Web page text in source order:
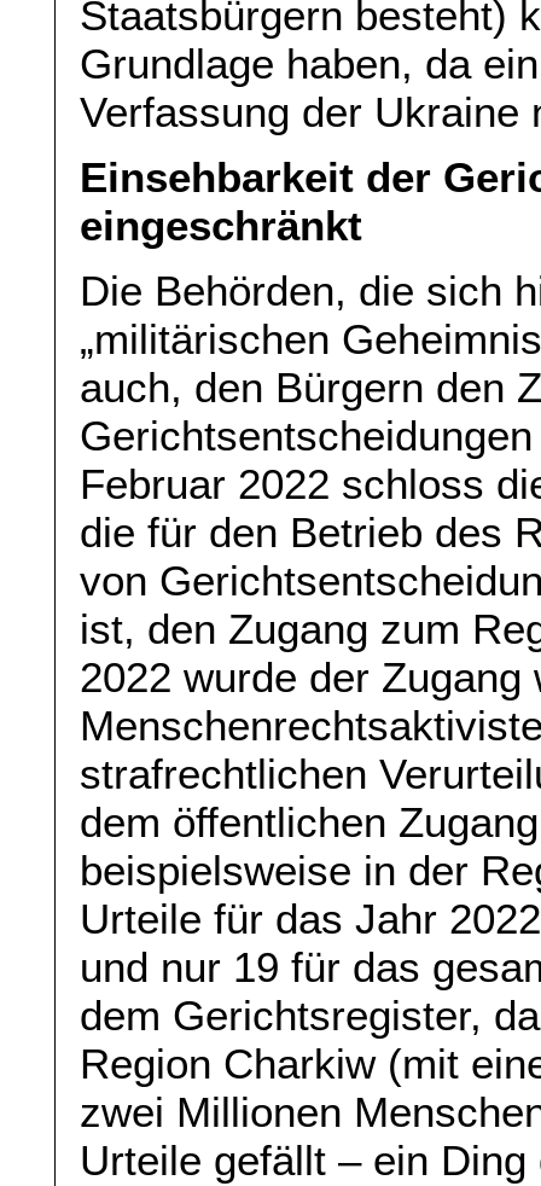
Staatsbürgern besteht)
Grundlage haben, da
Verfassung der Ukraine
Einsehbarkeit der
eingeschränkt
Die Behörden, die sich
„militärischen
auch, den Bürgern den
Februar 2022 schloss
die für den Betrieb des
von
ist, den Zugang zum
2022 wurde der
strafrechtlichen
dem öffentlichen
beispielsweise in der
Urteile für das Jahr
und nur 19 für das
dem Gerichtsregister,
Region Charkiw (mit
zwei Millionen
Urteile gefällt – ein